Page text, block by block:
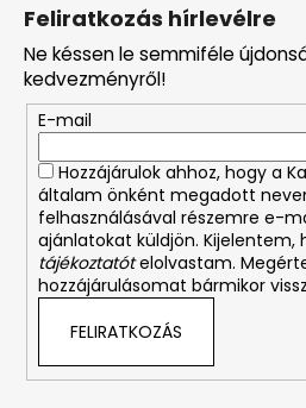
Feliratkozás hírlevélre
Ne késsen le semmiféle
kedvezményről!
E-mail
Hozzájárulok ahhoz, hogy a
általam önként megadott
felhasználásával részemre e-
ajánlatokat küldjön. Kijelentem,
tájékoztatótelolvastam.
hozzájárulásomat bármikor
FELIRATKOZÁS